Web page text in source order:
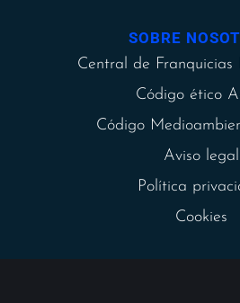
SOBRE
Central de Franquicias
Código ético
Código
Aviso legal
Política
Cookies